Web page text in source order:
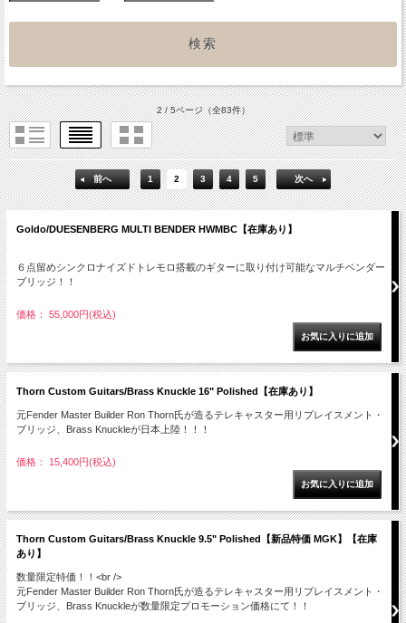
2 / 5ページ（全83件）
前へ 1 2 3 4 5 次へ
Goldo/DUESENBERG MULTI BENDER HWMBC【在庫あり】
６点留めシンクロナイズドトレモロ搭載のギターに取り付け可能なマルチベンダー
ブリッジ！！
価格： 55,000円(税込)
Thorn Custom Guitars/Brass Knuckle 16" Polished【在庫あり】
元Fender Master Builder Ron Thorn氏が造るテレキャスター用リプレイスメント・
ブリッジ、Brass Knuckleが日本上陸！！！
価格： 15,400円(税込)
Thorn Custom Guitars/Brass Knuckle 9.5" Polished【新品特価 MGK】【在庫
あり】
数量限定特価！！<br />
元Fender Master Builder Ron Thorn氏が造るテレキャスター用リプレイスメント・
ブリッジ、Brass Knuckleが数量限定プロモーション価格にて！！